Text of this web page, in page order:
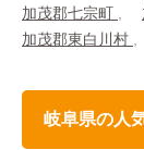
加茂郡七宗町
加茂郡東白川村
岐阜県の人